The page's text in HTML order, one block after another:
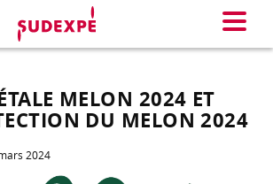
Menu
MELON 2024 ET
DU MELON 2024
2024